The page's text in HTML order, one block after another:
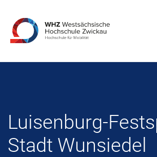
Luisenburg-
Stadt Wunsiedel